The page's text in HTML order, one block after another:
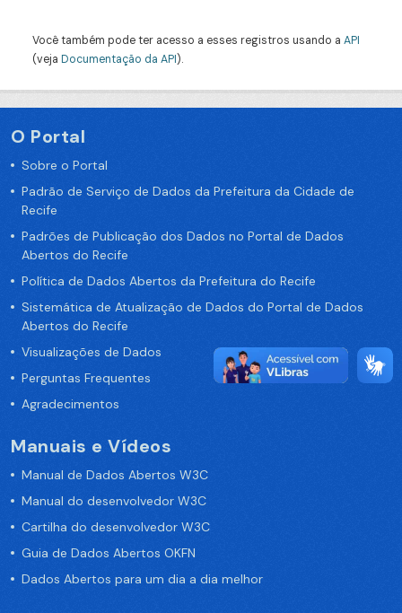
Você também pode ter acesso a esses registros usando a API
(veja Documentação da API).
O Portal
Sobre o Portal
Padrão de Serviço de Dados da Prefeitura da Cidade de
Recife
Padrões de Publicação dos Dados no Portal de Dados
Abertos do Recife
Política de Dados Abertos da Prefeitura do Recife
Sistemática de Atualização de Dados do Portal de Dados
Abertos do Recife
Visualizações de Dados
Perguntas Frequentes
Agradecimentos
Manuais e Vídeos
Manual de Dados Abertos W3C
Manual do desenvolvedor W3C
Cartilha do desenvolvedor W3C
Guia de Dados Abertos OKFN
Dados Abertos para um dia a dia melhor